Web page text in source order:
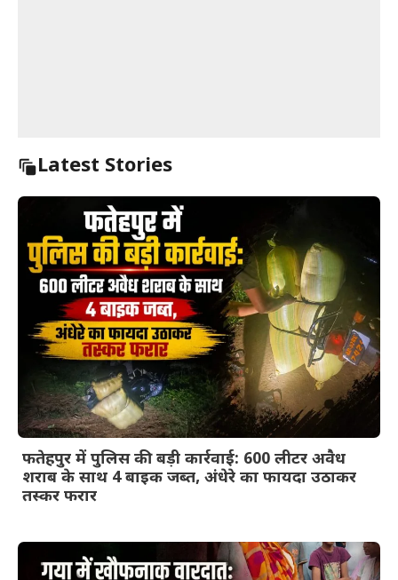
Latest Stories
फतेहपुर में पुलिस की बड़ी कार्रवाई: 600 लीटर अवैध
शराब के साथ 4 बाइक जब्त, अंधेरे का फायदा उठाकर
तस्कर फरार